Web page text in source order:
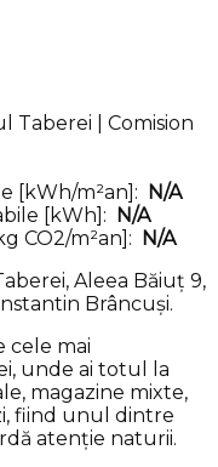
[kWh/m²an]: N/A
[kWh]: N/A
CO2/m²an]: N/A
Aleea Băiuț 9,
Brâncuși.
cele mai
unde ai totul la
magazine mixte,
fiind unul dintre
atenție naturii.